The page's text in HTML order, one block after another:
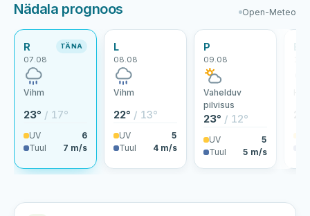
Nädala prognoos Open-Meteo
R
07.08
TÄNA
Vihm
23° / 17°
UV
6
Tuul
7 m/s
L
08.08
Vihm
22° / 13°
UV
5
Tuul
4 m/s
P
09.08
Vahelduv
pilvisus
23° / 12°
UV
5
Tuul
5 m/s
E